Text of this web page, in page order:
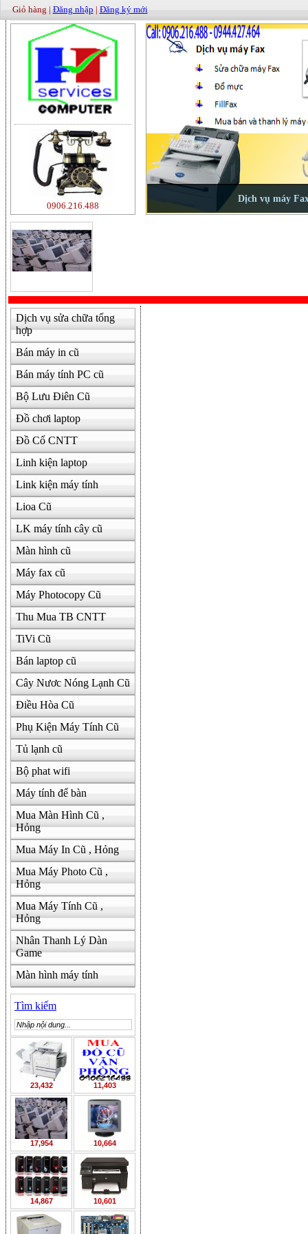
Giỏ hàng | Đăng nhập | Đăng ký mới
0906.216.488
Dịch vụ sửa chữa tổng
hợp
Bán máy in cũ
Bán máy tính PC cũ
Bộ Lưu Điên Cũ
Đồ chơi laptop
Đồ Cổ CNTT
Linh kiện laptop
Link kiện máy tính
Lioa Cũ
LK máy tính cây cũ
Màn hình cũ
Máy fax cũ
Máy Photocopy Cũ
Thu Mua TB CNTT
TiVi Cũ
Bán laptop cũ
Cây Nươc Nóng Lạnh Cũ
Điều Hòa Cũ
Phụ Kiện Máy Tính Cũ
Tủ lạnh cũ
Bộ phat wifi
Máy tính để bàn
Mua Màn Hình Cũ ,
Hỏng
Mua Máy In Cũ , Hỏng
Mua Máy Photo Cũ ,
Hỏng
Mua Máy Tính Cũ ,
Hỏng
Nhân Thanh Lý Dàn
Game
Màn hình máy tính
Tìm kiếm
23,432 11,403
17,954 10,664
14,867 10,601